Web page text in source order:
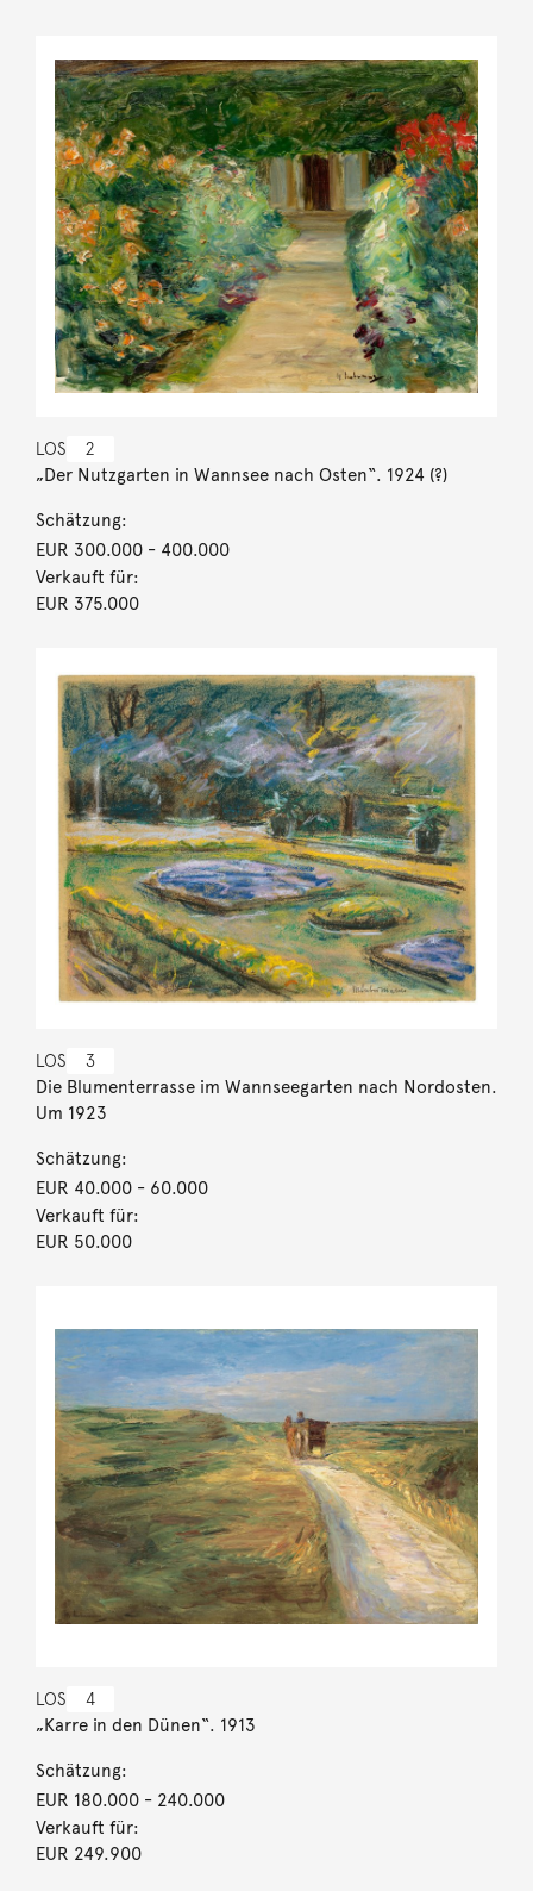
LOS 2
„Der Nutzgarten in Wannsee nach Osten“. 1924 (?)
Schätzung:
EUR 300.000- 400.000
Verkauft für:
EUR 375.000
LOS 3
Die Blumenterrasse im Wannseegarten nach Nordosten.
Um 1923
Schätzung:
EUR 40.000- 60.000
Verkauft für:
EUR 50.000
LOS 4
„Karre in den Dünen“. 1913
Schätzung:
EUR 180.000- 240.000
Verkauft für:
EUR 249.900